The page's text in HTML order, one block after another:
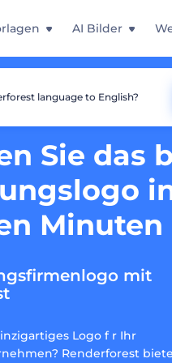
AI Bilder
Sie das
Minuten
mit
Logo f r Ihr
Renderforest
language to English?